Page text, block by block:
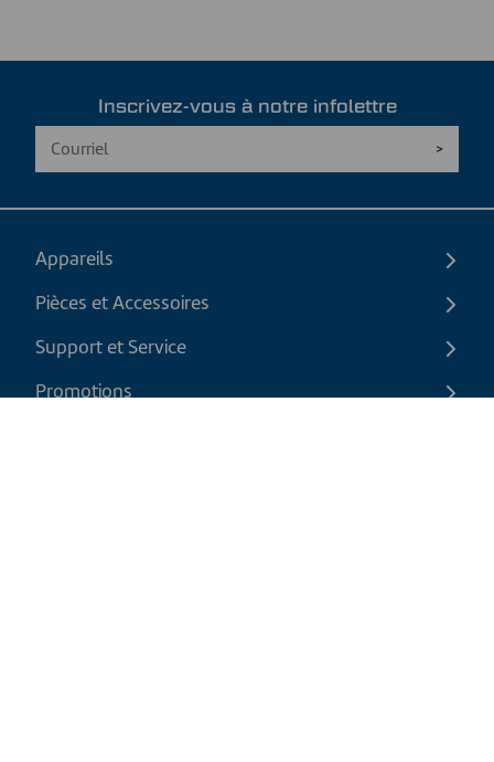
Inscrivez-vous à notre infolettre
Appareils
Pièces et Accessoires
Support et Service
Promotions